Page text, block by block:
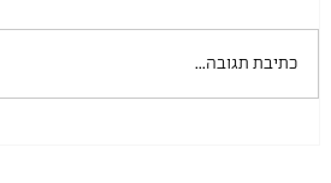
כתיבת תגובה...